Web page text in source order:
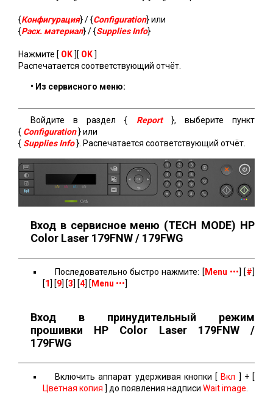
{Конфигурация} / {Configuration} или
{Расх. материал} / {Supplies Info}
Нажмите [ OK ][ OK ]
Распечатается соответствующий отчёт.
• Из сервисного меню:
Войдите в раздел { Report}, выберите пункт
{ Configuration} или
{ Supplies Info}. Распечатается соответствующий отчёт.
Вход в сервисное меню (TEСH MODE) HP
Color Laser 179FNW / 179FWG
Последовательно быстро нажмите: [ Menu •••] [#]
[1] [9] [3] [4] [ Menu •••]
Вход в принудительный режим
прошивки
HP Color Laser 179FNW /
179FWG
Включить аппарат удерживая кнопки [ Вкл ] + [
Цветная копия ] до появления надписи Wait image